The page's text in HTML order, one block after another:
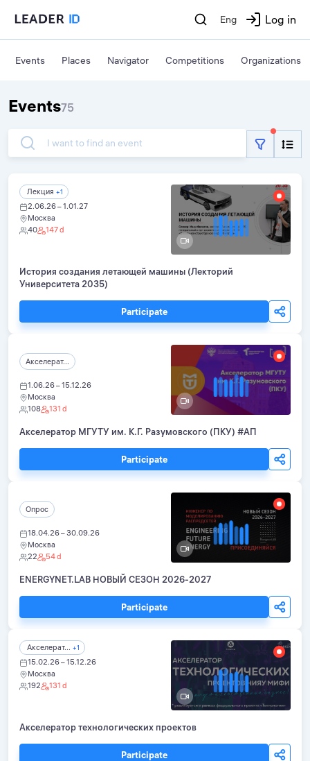
Eng Log in
Events Places Navigator Competitions Organizations
Events75
I want to find an event
Лекция +1
2.06.26 – 1.01.27
Москва
40
147 d
История создания летающей машины (Лекторий
Университета 2035)
Participate
Акселерат...
1.06.26 – 15.12.26
Москва
108
131 d
Акселератор МГУТУ им. К.Г. Разумовского (ПКУ) #АП
Participate
Опрос
18.04.26 – 30.09.26
Москва
22
54 d
ENERGYNET.LAB НОВЫЙ СЕЗОН 2026-2027
Participate
Акселерат... +1
15.02.26 – 15.12.26
Москва
192
131 d
Акселератор технологических проектов
Participate